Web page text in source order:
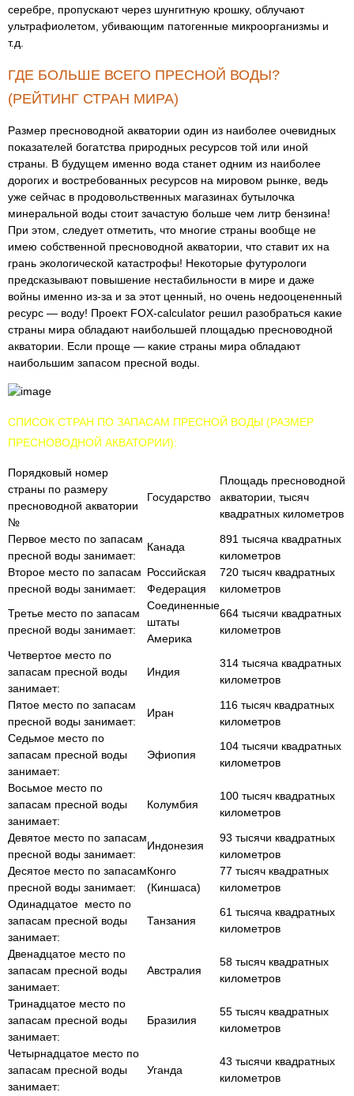
серебре, пропускают через шунгитную крошку, облучают
ультрафиолетом, убивающим патогенные микроорганизмы и
т.д.
ГДЕ БОЛЬШЕ ВСЕГО ПРЕСНОЙ ВОДЫ?
(РЕЙТИНГ СТРАН МИРА)
Размер пресноводной акватории один из наиболее очевидных
показателей богатства природных ресурсов той или иной
страны. В будущем именно вода станет одним из наиболее
дорогих и востребованных ресурсов на мировом рынке, ведь
уже сейчас в продовольственных магазинах бутылочка
минеральной воды стоит зачастую больше чем литр бензина!
При этом, следует отметить, что многие страны вообще не
имею собственной пресноводной акватории, что ставит их на
грань экологической катастрофы! Некоторые футурологи
предсказывают повышение нестабильности в мире и даже
войны именно из-за и за этот ценный, но очень недооцененный
ресурс — воду! Проект FOX-calculator решил разобраться какие
страны мира обладают наибольшей площадью пресноводной
акватории. Если проще — какие страны мира обладают
наибольшим запасом пресной воды.
СПИСОК СТРАН ПО ЗАПАСАМ ПРЕСНОЙ ВОДЫ (РАЗМЕР
ПРЕСНОВОДНОЙ АКВАТОРИИ):
Порядковый номер
страны по размеру
пресноводной акватории
№
Государство
Площадь пресноводной
акватории, тысяч
квадратных километров
Первое место по запасам
пресной воды занимает:
Канада
891 тысяча квадратных
километров
Второе место по запасам
пресной воды занимает:
Российская
Федерация
720 тысяч квадратных
километров
Третье место по запасам
пресной воды занимает:
Соединенные
штаты
Америка
664 тысячи квадратных
километров
Четвертое место по
запасам пресной воды
занимает:
Индия
314 тысяча квадратных
километров
Пятое место по запасам
пресной воды занимает:
Иран
116 тысяч квадратных
километров
Седьмое место по
запасам пресной воды
занимает:
Эфиопия
104 тысячи квадратных
километров
Восьмое место по
запасам пресной воды
занимает:
Колумбия
100 тысяч квадратных
километров
Девятое место по запасам
пресной воды занимает:
Индонезия
93 тысячи квадратных
километров
Десятое место по запасам
пресной воды занимает:
Конго
(Киншаса)
77 тысяч квадратных
километров
Одинадцатое место по
запасам пресной воды
занимает:
Танзания
61 тысяча квадратных
километров
Двенадцатое место по
запасам пресной воды
занимает:
Австралия
58 тысяч квадратных
километров
Тринадцатое место по
запасам пресной воды
занимает:
Бразилия
55 тысяч квадратных
километров
Четырнадцатое место по
запасам пресной воды
занимает:
Уганда
43 тысячи квадратных
километров